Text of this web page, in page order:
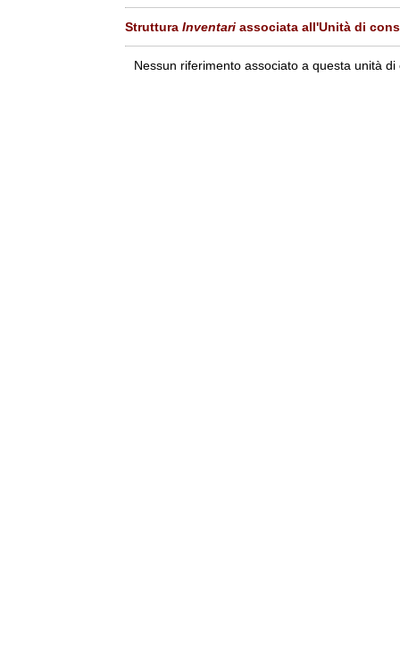
Struttura Inventari associata all'Unità di
Nessun riferimento associato a questa unità